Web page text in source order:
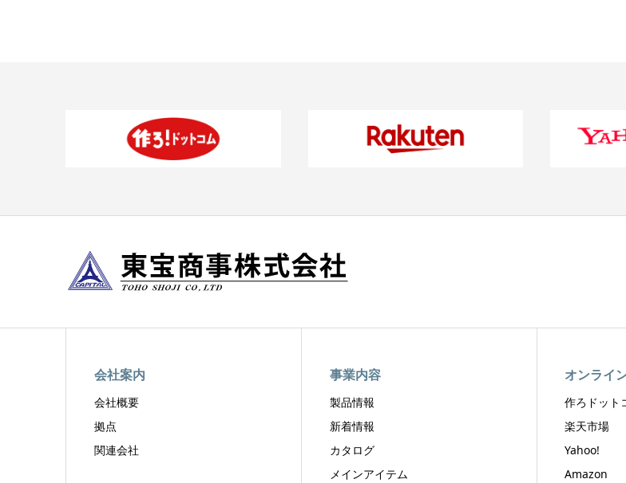
会社案内
会社概要
拠点
関連会社
事業内容
製品情報
新着情報
カタログ
メインアイテム
オンライ
作ろドット
楽天市場
Yahoo!
Amazon